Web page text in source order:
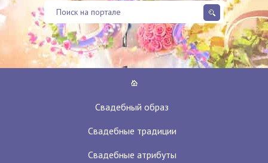
Свадебный образ
Свадебные традиции
Свадебные атрибуты